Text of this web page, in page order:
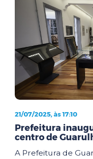
21/07/2025, às 17:10
Prefeitura
centro de
A Prefeitura de